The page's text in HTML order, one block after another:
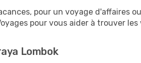
pour un voyage d'affaires
pour vous aider à trouver
Lombok